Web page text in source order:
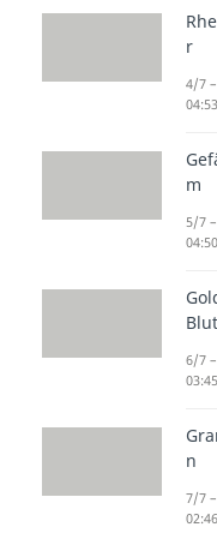
Der
den
warm
sie in
r
4/7
04:53
m
5/7
04:50
Blut
6/7
03:45
n
7/7
02:46